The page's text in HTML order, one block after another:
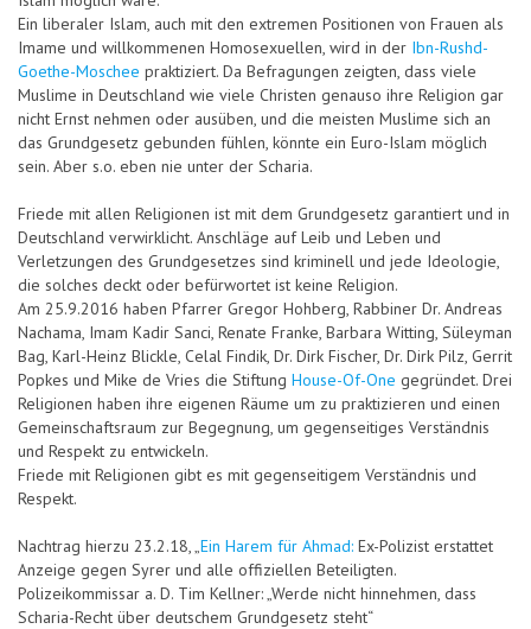
Ein liberaler Islam, auch mit den extremen Positionen von Frauen als
Imame und willkommenen Homosexuellen, wird in der Ibn-Rushd-
Goethe-Moschee praktiziert. Da Befragungen zeigten, dass viele
Muslime in Deutschland wie viele Christen genauso ihre Religion gar
nicht Ernst nehmen oder ausüben, und die meisten Muslime sich an
das Grundgesetz gebunden fühlen, könnte ein Euro-Islam möglich
sein. Aber s.o. eben nie unter der Scharia.
Friede mit allen Religionen ist mit dem Grundgesetz garantiert und in
Deutschland verwirklicht. Anschläge auf Leib und Leben und
Verletzungen des Grundgesetzes sind kriminell und jede Ideologie,
die solches deckt oder befürwortet ist keine Religion.
Am 25.9.2016 haben Pfarrer Gregor Hohberg, Rabbiner Dr. Andreas
Nachama, Imam Kadir Sanci, Renate Franke, Barbara Witting, Süleyman
Bag, Karl-Heinz Blickle, Celal Findik, Dr. Dirk Fischer, Dr. Dirk Pilz, Gerrit
Popkes und Mike de Vries die Stiftung House-Of-One gegründet. Drei
Religionen haben ihre eigenen Räume um zu praktizieren und einen
Gemeinschaftsraum zur Begegnung, um gegenseitiges Verständnis
und Respekt zu entwickeln.
Friede mit Religionen gibt es mit gegenseitigem Verständnis und
Respekt.
Nachtrag hierzu 23.2.18, „Ein Harem für Ahmad: Ex-Polizist erstattet
Anzeige gegen Syrer und alle offiziellen Beteiligten.
Polizeikommissar a. D. Tim Kellner: „Werde nicht hinnehmen, dass
Scharia-Recht über deutschem Grundgesetz steht“